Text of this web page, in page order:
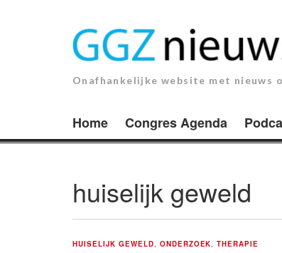
Onafhankelijke website met nieuws
Home Congres Agenda
huiselijk geweld
HUISELIJK GEWELD ONDERZOEK ,THERAPIE